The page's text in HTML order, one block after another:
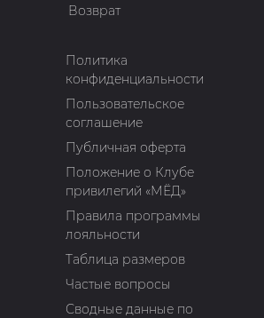
Возврат
Политика
конфиденциальности
Пользовательское
соглашение
Публичная оферта
Положение о Клубе
привилегий «МЁД»
Правила программы
лояльности
Таблица размеров
Частые вопросы
Сводные данные по